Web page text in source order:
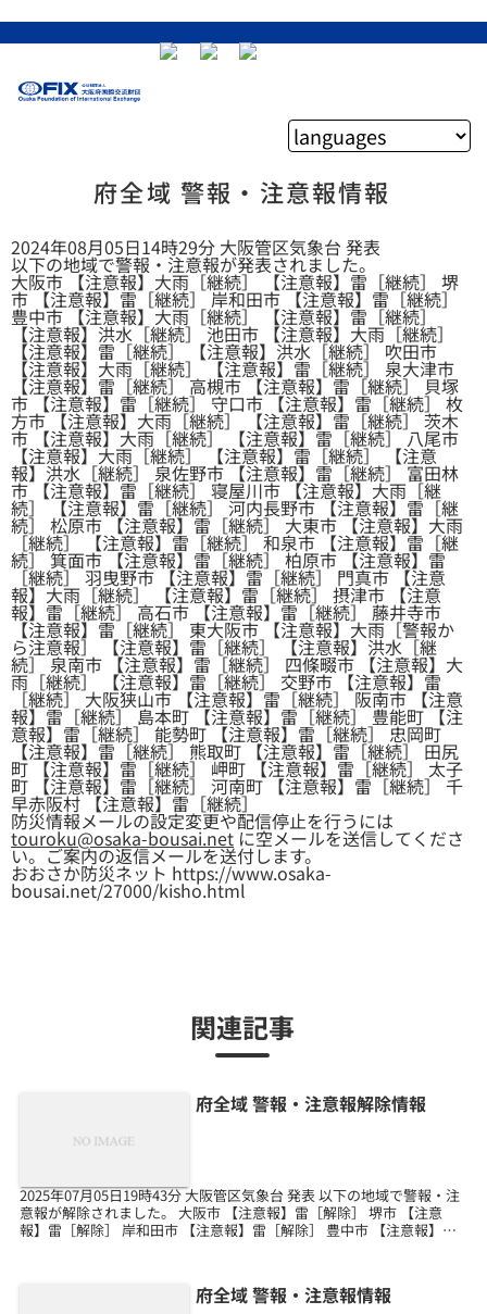
府全域 警報・注意報情報
2024年08月05日14時29分 大阪管区気象台 発表
以下の地域で警報・注意報が発表されました。
大阪市 【注意報】大雨［継続］ 【注意報】雷［継続］ 堺
市 【注意報】雷［継続］ 岸和田市 【注意報】雷［継続］
豊中市 【注意報】大雨［継続］ 【注意報】雷［継続］
【注意報】洪水［継続］ 池田市 【注意報】大雨［継続］
【注意報】雷［継続］ 【注意報】洪水［継続］ 吹田市
【注意報】大雨［継続］ 【注意報】雷［継続］ 泉大津市
【注意報】雷［継続］ 高槻市 【注意報】雷［継続］ 貝塚
市 【注意報】雷［継続］ 守口市 【注意報】雷［継続］ 枚
方市 【注意報】大雨［継続］ 【注意報】雷［継続］ 茨木
市 【注意報】大雨［継続］ 【注意報】雷［継続］ 八尾市
【注意報】大雨［継続］ 【注意報】雷［継続］ 【注意
報】洪水［継続］ 泉佐野市 【注意報】雷［継続］ 富田林
市 【注意報】雷［継続］ 寝屋川市 【注意報】大雨［継
続］ 【注意報】雷［継続］ 河内長野市 【注意報】雷［継
続］ 松原市 【注意報】雷［継続］ 大東市 【注意報】大雨
［継続］ 【注意報】雷［継続］ 和泉市 【注意報】雷［継
続］ 箕面市 【注意報】雷［継続］ 柏原市 【注意報】雷
［継続］ 羽曳野市 【注意報】雷［継続］ 門真市 【注意
報】大雨［継続］ 【注意報】雷［継続］ 摂津市 【注意
報】雷［継続］ 高石市 【注意報】雷［継続］ 藤井寺市
【注意報】雷［継続］ 東大阪市 【注意報】大雨［警報か
ら注意報］ 【注意報】雷［継続］ 【注意報】洪水［継
続］ 泉南市 【注意報】雷［継続］ 四條畷市 【注意報】大
雨［継続］ 【注意報】雷［継続］ 交野市 【注意報】雷
［継続］ 大阪狭山市 【注意報】雷［継続］ 阪南市 【注意
報】雷［継続］ 島本町 【注意報】雷［継続］ 豊能町 【注
意報】雷［継続］ 能勢町 【注意報】雷［継続］ 忠岡町
【注意報】雷［継続］ 熊取町 【注意報】雷［継続］ 田尻
町 【注意報】雷［継続］ 岬町 【注意報】雷［継続］ 太子
町 【注意報】雷［継続］ 河南町 【注意報】雷［継続］ 千
早赤阪村 【注意報】雷［継続］
防災情報メールの設定変更や配信停止を行うには
touroku@osaka-bousai.netに空メールを送信してくださ
い。ご案内の返信メールを送付します。
おおさか防災ネット https://www.osaka-
bousai.net/27000/kisho.html
関連記事
府全域 警報・注意報解除情報
2025年07月05日19時43分 大阪管区気象台 発表 以下の地域で警報・注
意報が解除されました。 大阪市 【注意報】雷［解除］ 堺市 【注意
報】雷［解除］ 岸和田市 【注意報】雷［解除］ 豊中市 【注意報】雷
府全域 警報・注意報情報